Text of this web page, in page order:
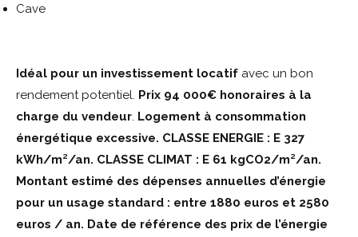
Cave
Idéal pour un investissement locatif avec un bon
rendement potentiel. Prix 94 000€ honoraires à la
charge du vendeur Logement à consommation
énergétique excessive. CLASSE ENERGIE : E 327
kWh/m²/an. CLASSE CLIMAT : E 61 kgCO2/m²/an.
Montant estimé des dépenses annuelles d’énergie
pour un usage standard : entre 1880 euros et 2580
euros / an. Date de référence des prix de l’énergie